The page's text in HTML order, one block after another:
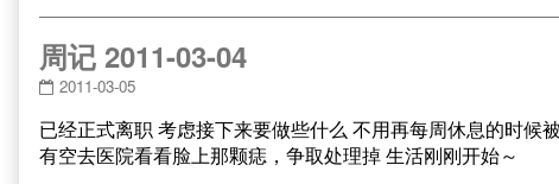
周记 2011-03-04
2011-03-05
已经正式离职 考虑接下来要做些什么 不用再每周休息的时
有空去医院看看脸上那颗痣，争取处理掉 生活刚刚开始～